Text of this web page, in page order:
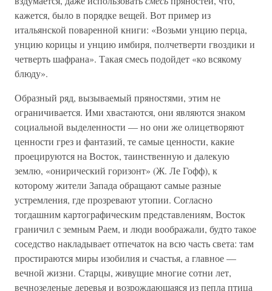
кажется, было в порядке вещей. Вот пример из
итальянской поваренной книги: «Возьми унцию перца,
унцию корицы и унцию имбиря, полчетверти гвоздики и
четверть шафрана». Такая смесь подойдет «ко всякому
блюду».
Образный ряд, вызываемый пряностями, этим не
ограничивается. Ими хвастаются, они являются знаком
социальной выделенности — но они же олицетворяют
ценности грез и фантазий, те самые ценности, какие
проецируются на Восток, таинственную и далекую
землю, «онирический горизонт» (Ж. Ле Гофф), к
которому жители Запада обращают самые разные
устремления, где прозревают утопии. Согласно
тогдашним картографическим представлениям, Восток
граничил с земным Раем, и люди воображали, будто такое
соседство накладывает отпечаток на всю часть света: там
простираются миры изобилия и счастья, а главное —
вечной жизни. Старцы, живущие многие сотни лет,
вечнозеленые деревья и возрождающаяся из пепла птица